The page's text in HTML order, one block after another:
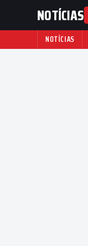
NOTÍCIAS
NOTÍCIAS